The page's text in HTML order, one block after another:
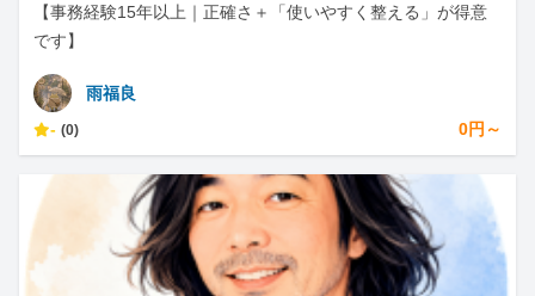
【事務経験15年以上｜正確さ＋「使いやすく整える」が得意
です】
雨福良
- (0) 0円～